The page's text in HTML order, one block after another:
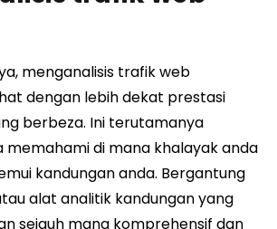
menganalisis trafik web
dengan lebih dekat prestasi
berbeza. Ini terutamanya
di mana khalayak anda
kandungan anda. Bergantung
alat analitik kandungan yang
sejauh mana komprehensif dan